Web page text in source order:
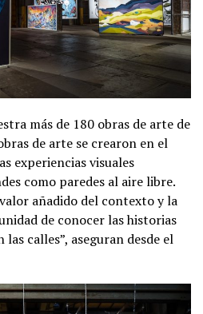
más de 180 obras de arte de
de arte se crearon en el
experiencias visuales
como paredes al aire libre.
añadido del contexto y la
de conocer las historias
calles”, aseguran desde el